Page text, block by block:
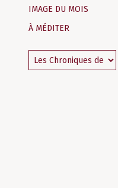
IMAGE DU MOIS
À MÉDITER